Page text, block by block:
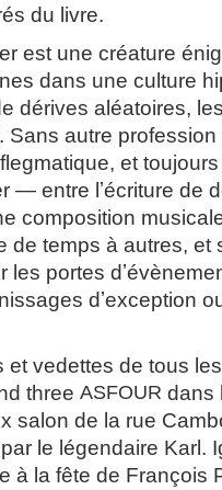
du livre.
est une créature
dans une culture
dérives aléatoires,
Sans autre profession
et
— entre lʼécriture de
composition
de temps à autres, et
les portes
dʼexception
et vedettes de tous
three ASFOUR dans
salon de la rue
le légendaire Karl.
à la fête de François